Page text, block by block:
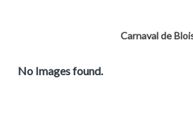
Carnaval de
No Images found.